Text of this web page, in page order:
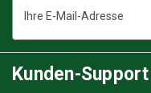
Mail-
Kunden-Support